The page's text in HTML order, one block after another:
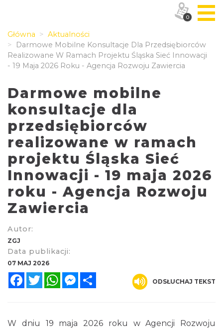
Główna
Aktualności
Darmowe Mobilne Konsultacje Dla Przedsiębiorców
Realizowane W Ramach Projektu Śląska Sieć Innowacji
- 19 Maja 2026 Roku - Agencja Rozwoju Zawiercia
Darmowe mobilne
konsultacje dla
przedsiębiorców
realizowane w ramach
projektu Śląska Sieć
Innowacji - 19 maja 2026
roku - Agencja Rozwoju
Zawiercia
Autor:
ZGJ
Data publikacji:
07 MAJ 2026
FacebookTwitterWhatsAppMessenger
ODSŁUCHAJ TEKST
W dniu 19 maja 2026 roku w Agencji Rozwoju
0